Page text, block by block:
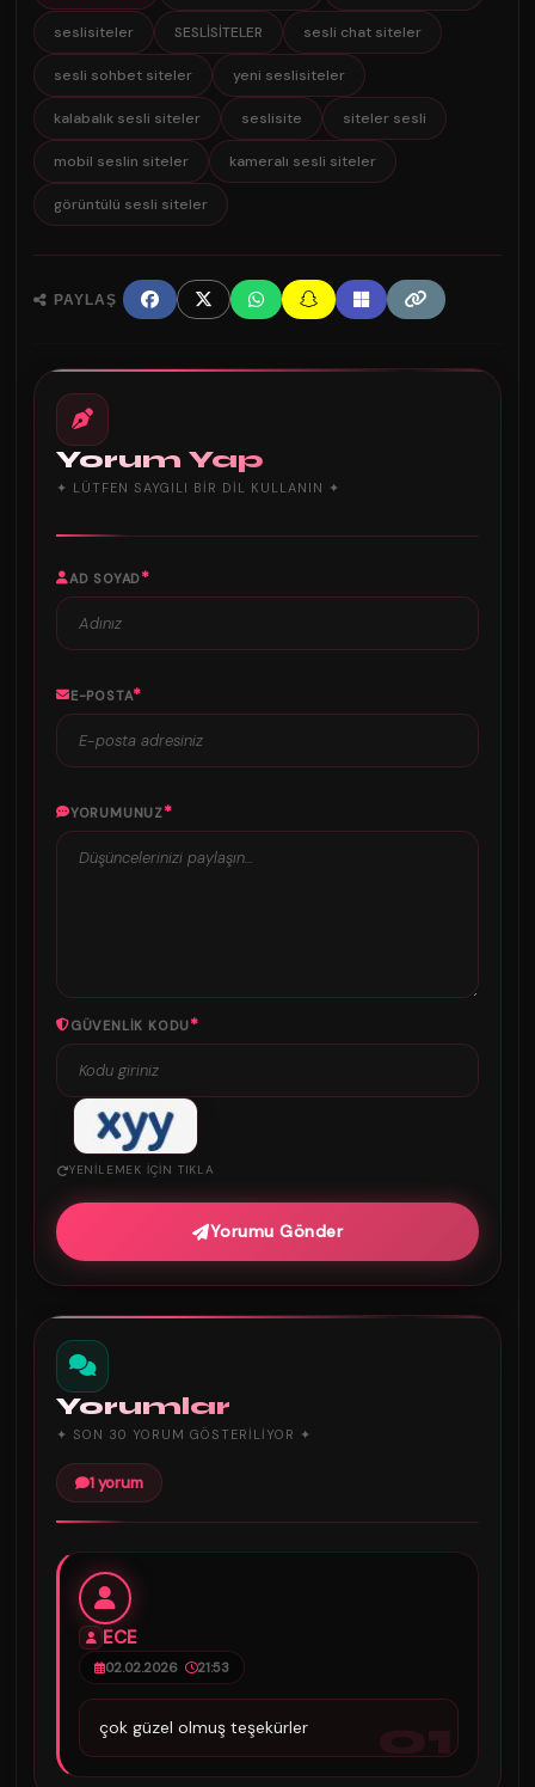
seslisiteler SESLİSİTELER sesli chat siteler
sesli sohbet siteler yeni seslisiteler
kalabalık sesli siteler seslisite siteler sesli
mobil seslin siteler kameralı sesli siteler
görüntülü sesli siteler
PAYLAŞ
Yorum Yap
✦ LÜTFEN SAYGILI BIR DIL KULLANIN ✦
AD SOYAD*
E-POSTA*
YORUMUNUZ*
GÜVENLIK KODU*
YENILEMEK IÇIN TIKLA
Yorumu Gönder
Yorumlar
✦ SON 30 YORUM GÖSTERILIYOR ✦
1 yorum
01
ECE
02.02.2026 21:53
çok güzel olmuş teşekürler